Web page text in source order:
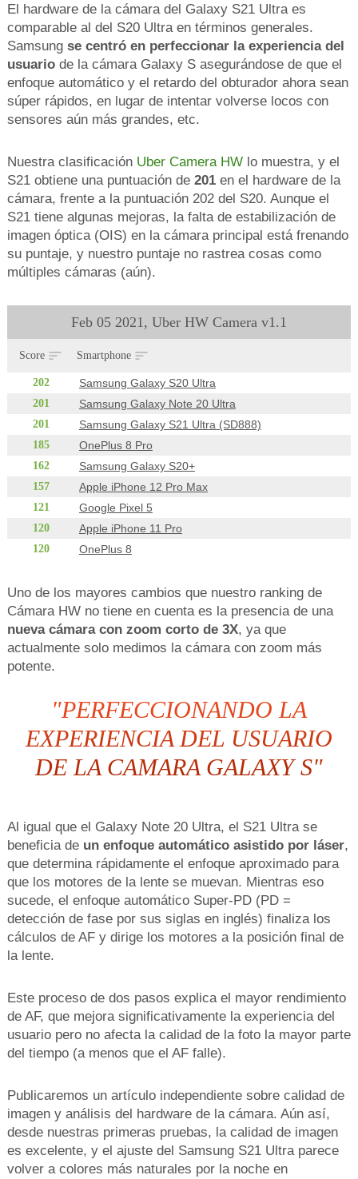
El hardware de la cámara del Galaxy S21 Ultra es
comparable al del S20 Ultra en términos generales.
Samsung se centró en perfeccionar la experiencia del
usuariode la cámara Galaxy S asegurándose de que el
enfoque automático y el retardo del obturador ahora sean
súper rápidos, en lugar de intentar volverse locos con
sensores aún más grandes, etc.
Nuestra clasificación Uber Camera HWlo muestra, y el
S21 obtiene una puntuación de 201en el hardware de la
cámara, frente a la puntuación 202 del S20. Aunque el
S21 tiene algunas mejoras, la falta de estabilización de
imagen óptica (OIS) en la cámara principal está frenando
su puntaje, y nuestro puntaje no rastrea cosas como
múltiples cámaras (aún).
Feb 05 2021, Uber HW Camera v1.1
Score Smartphone
202 Samsung Galaxy S20 Ultra
201 Samsung Galaxy Note 20 Ultra
201 Samsung Galaxy S21 Ultra (SD888)
185 OnePlus 8 Pro
162 Samsung Galaxy S20+
157 Apple iPhone 12 Pro Max
121 Google Pixel 5
120 Apple iPhone 11 Pro
120 OnePlus 8
Uno de los mayores cambios que nuestro ranking de
Cámara HW no tiene en cuenta es la presencia de una
nueva cámara con zoom corto de 3X, ya que
actualmente solo medimos la cámara con zoom más
potente.
"PERFECCIONANDO LA
EXPERIENCIA DEL USUARIO
DE LA CAMARA GALAXY S"
Al igual que el Galaxy Note 20 Ultra, el S21 Ultra se
beneficia de un enfoque automático asistido por láser,
que determina rápidamente el enfoque aproximado para
que los motores de la lente se muevan. Mientras eso
sucede, el enfoque automático Super-PD (PD =
detección de fase por sus siglas en inglés) finaliza los
cálculos de AF y dirige los motores a la posición final de
la lente.
Este proceso de dos pasos explica el mayor rendimiento
de AF, que mejora significativamente la experiencia del
usuario pero no afecta la calidad de la foto la mayor parte
del tiempo (a menos que el AF falle).
Publicaremos un artículo independiente sobre calidad de
imagen y análisis del hardware de la cámara. Aún así,
desde nuestras primeras pruebas, la calidad de imagen
es excelente, y el ajuste del Samsung S21 Ultra parece
volver a colores más naturales por la noche en